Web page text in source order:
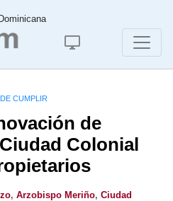
CUMPLIR
de
Colonial
, Arzobispo Meriño, Ciudad